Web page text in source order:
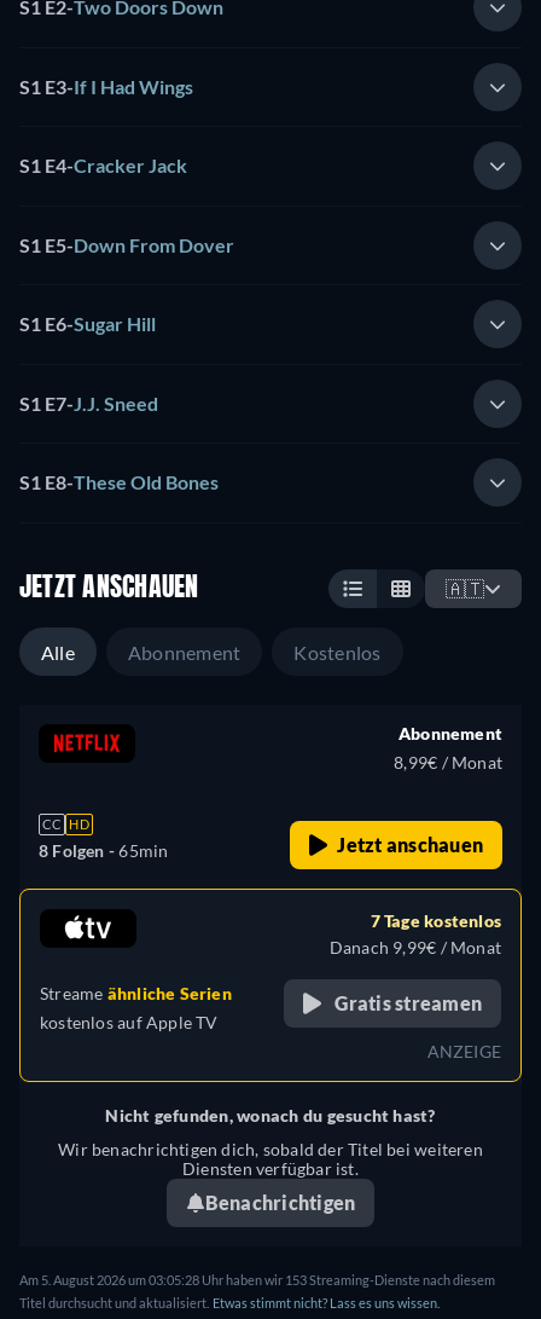
S1 E2-Two Doors Down
S1 E3-If I Had Wings
S1 E4-Cracker Jack
S1 E5-Down From Dover
S1 E6-Sugar Hill
S1 E7-J.J. Sneed
S1 E8-These Old Bones
JETZT ANSCHAUEN 🇦🇹
Alle Abonnement Kostenlos
CC HD
8 Folgen -65min
Abonnement
8,99€ / Monat
Jetzt anschauen
Streame ähnliche Serien
kostenlos aufApple TV
7 Tage kostenlos
Danach 9,99€ / Monat
Gratis streamen
ANZEIGE
Nicht gefunden, wonach du gesucht hast?
Wir benachrichtigen dich, sobald der Titel bei weiteren
Diensten verfügbar ist.
Benachrichtigen
Am 5. August 2026 um 03:05:28 Uhr haben wir 153 Streaming-Dienste nach diesem
Titel durchsucht und aktualisiert. Etwas stimmt nicht? Lass es uns wissen.